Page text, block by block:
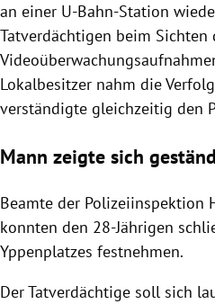
an einer U-Bahn-Station
Tatverdächtigen beim Sichten
Lokalbesitzer nahm die
verständigte gleichzeitig den
Mann zeigte sich
Beamte der Polizeiinspektion
konnten den 28-Jährigen
Yppenplatzes festnehmen.
Der Tatverdächtige soll sich